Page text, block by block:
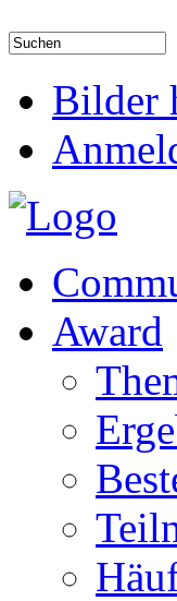
Suchformular
Bilder
Award